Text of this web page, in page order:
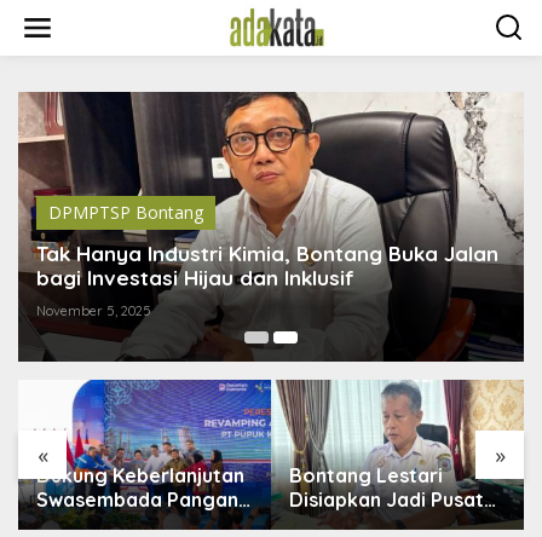
i
DPMPTSP Bontang
Tak Hanya Industri Kimia, Bontang Buka Jalan
bagi Investasi Hijau dan Inklusif
November 5, 2025
« »
Dukung Keberlanjutan
Swasembada Pangan,
Pupuk Indonesia
Bontang Lestari
Disiapkan Jadi Pusat
Industri Baru, 18